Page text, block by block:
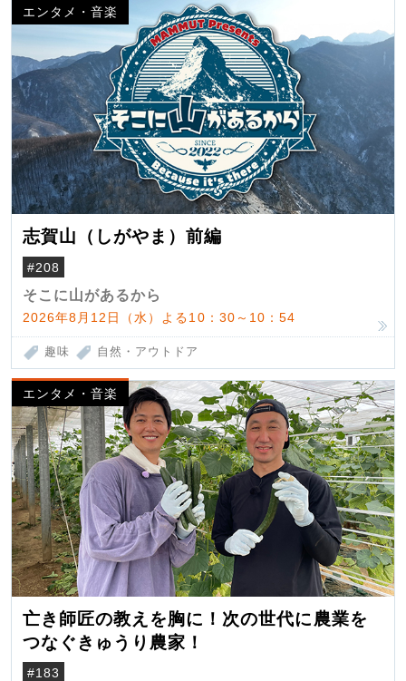
エンタメ・音楽
志賀山（しがやま）前編
#208
そこに山があるから
2026年8月12日（水）よる10：30～10：54
趣味 自然・アウトドア
エンタメ・音楽
亡き師匠の教えを胸に！次の世代に農業を
つなぐきゅうり農家！
#183